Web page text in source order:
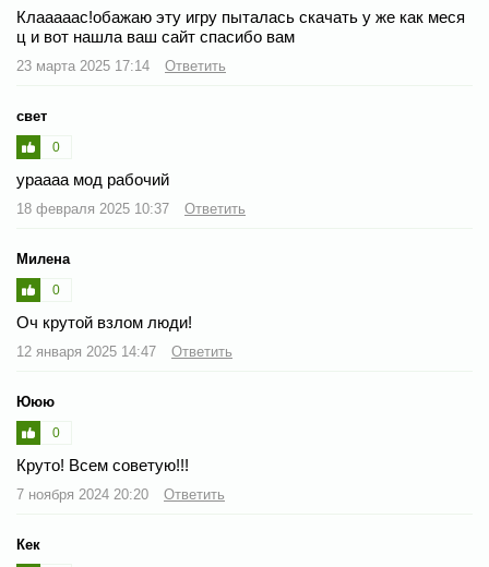
Клааааас!обажаю эту игру пыталась скачать у же как меся
ц и вот нашла ваш сайт спасибо вам
23 марта 2025 17:14 Ответить
свет
0
ураааа мод рабочий
18 февраля 2025 10:37 Ответить
Милена
0
Оч крутой взлом люди!
12 января 2025 14:47 Ответить
Ююю
0
Круто! Всем советую!!!
7 ноября 2024 20:20 Ответить
Кек